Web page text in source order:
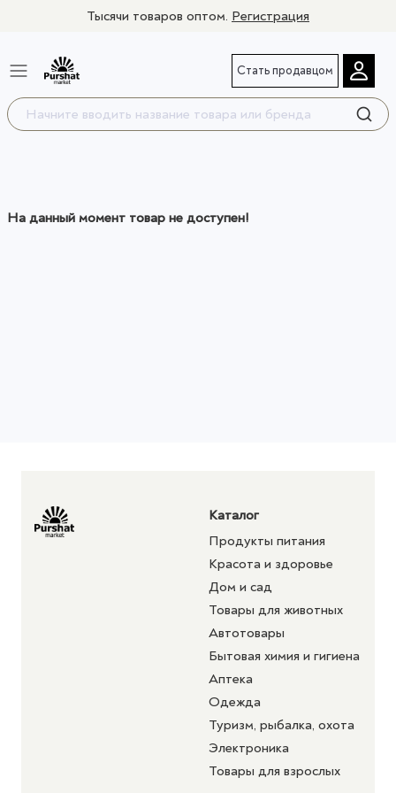
Тысячи товаров оптом. Регистрация
Стать продавцом
На данный момент товар не доступен!
Каталог
Продукты питания
Красота и здоровье
Дом и сад
Товары для животных
Автотовары
Бытовая химия и гигиена
Аптека
Одежда
Туризм, рыбалка, охота
Электроника
Товары для взрослых